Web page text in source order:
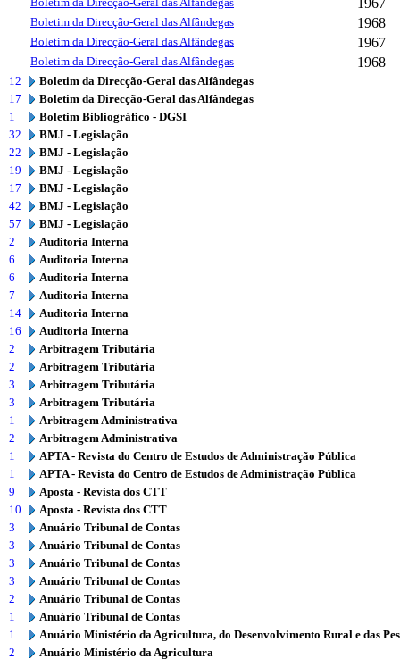
1967
Boletim da Direcção-Geral das Alfândegas 1968
Boletim da Direcção-Geral das Alfândegas 1967
Boletim da Direcção-Geral das Alfândegas 1968
12
Boletim da Direcção-Geral das Alfândegas
17
Boletim da Direcção-Geral das Alfândegas
1
Boletim Bibliográfico - DGSI
32
BMJ - Legislação
22
BMJ - Legislação
19
BMJ - Legislação
17
BMJ - Legislação
42
BMJ - Legislação
57
BMJ - Legislação
2
Auditoria Interna
6
Auditoria Interna
6
Auditoria Interna
7
Auditoria Interna
14
Auditoria Interna
16
Auditoria Interna
2
Arbitragem Tributária
2
Arbitragem Tributária
3
Arbitragem Tributária
3
Arbitragem Tributária
1
Arbitragem Administrativa
2
Arbitragem Administrativa
1
APTA - Revista do Centro de Estudos de Administração Pública
1
APTA - Revista do Centro de Estudos de Administração Pública
9
Aposta - Revista dos CTT
10
Aposta - Revista dos CTT
3
Anuário Tribunal de Contas
3
Anuário Tribunal de Contas
3
Anuário Tribunal de Contas
3
Anuário Tribunal de Contas
2
Anuário Tribunal de Contas
1
Anuário Tribunal de Contas
1
Anuário Ministério da Agricultura, do Desenvolvimento Rural e das
2
Anuário Ministério da Agricultura